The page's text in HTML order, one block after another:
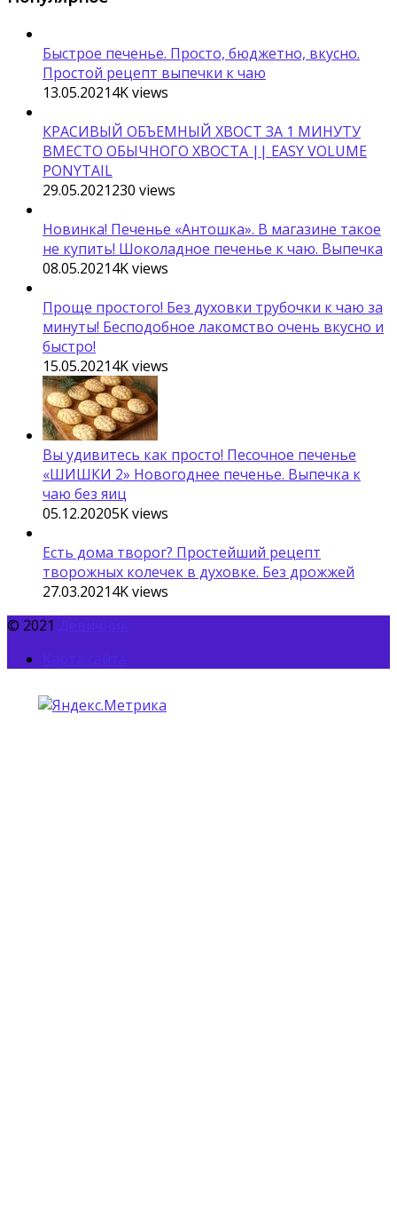
Быстрое печенье. Просто, бюджетно, вкусно.
Простой рецепт выпечки к чаю
13.05.20214Kviews
КРАСИВЫЙ ОБЪЕМНЫЙ ХВОСТ ЗА 1 МИНУТУ
ВМЕСТО ОБЫЧНОГО ХВОСТА || EASY VOLUME
PONYTAIL
29.05.2021230 views
Новинка! Печенье «Антошка». В магазине такое
не купить! Шоколадное печенье к чаю. Выпечка
08.05.20214Kviews
Проще простого! Без духовки трубочки к чаю за
минуты! Бесподобное лакомство очень вкусно и
быстро!
15.05.20214Kviews
Вы удивитесь как просто! Песочное печенье
«ШИШКИ 2» Новогоднее печенье. Выпечка к
чаю без яиц
05.12.20205Kviews
Есть дома творог? Простейший рецепт
творожных колечек в духовке. Без дрожжей
27.03.20214Kviews
© 2021